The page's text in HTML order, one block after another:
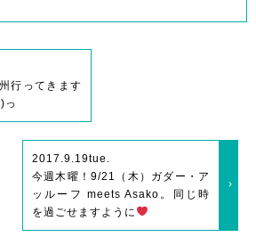
行ってきます
っ
2017.9.19tue.
今週木曜！9/21（木）ガダー・ア
ッルーフ meets Asako。同じ時
を過ごせますように